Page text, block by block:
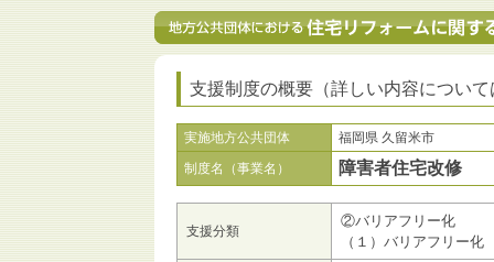
支援制度の概要（詳しい内容につい
実施地方公共団体
福岡県 久留米市
制度名（事業名）
障害者住宅改修
支援分類
②バリアフリー化
（１）バリアフリー化